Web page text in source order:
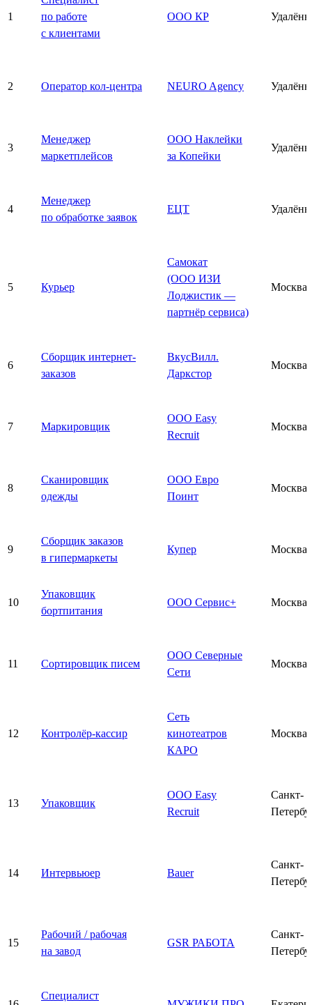
1
по работе
с клиентами
ООО КР
2 Оператор кол-центра NEURO Agency
3
Менеджер
маркетплейсов
ООО Наклейки
за Копейки
4
Менеджер
по обработке заявок
ЕЦТ
5 Курьер
Самокат
(ООО ИЗИ
Лоджистик —
партнёр сервиса)
Москва
6
Сборщик интернет-
заказов
ВкусВилл.
Даркстор
Москва
7 Маркировщик
ООО Easy
Recruit
Москва
8
Сканировщик
одежды
ООО Евро
Поинт
Москва
9
Сборщик заказов
в гипермаркеты
Купер Москва
10
Упаковщик
бортпитания
ООО Сервис+ Москва
11 Сортировщик писем
ООО Северные
Сети
Москва
12 Контролёр-кассир
Сеть
кинотеатров
КАРО
Москва
13 Упаковщик
ООО Easy
Recruit
Санкт-
14 Интервьюер Bauer
Санкт-
15
Рабочий / рабочая
на завод
GSR РАБОТА
Санкт-
Специалист